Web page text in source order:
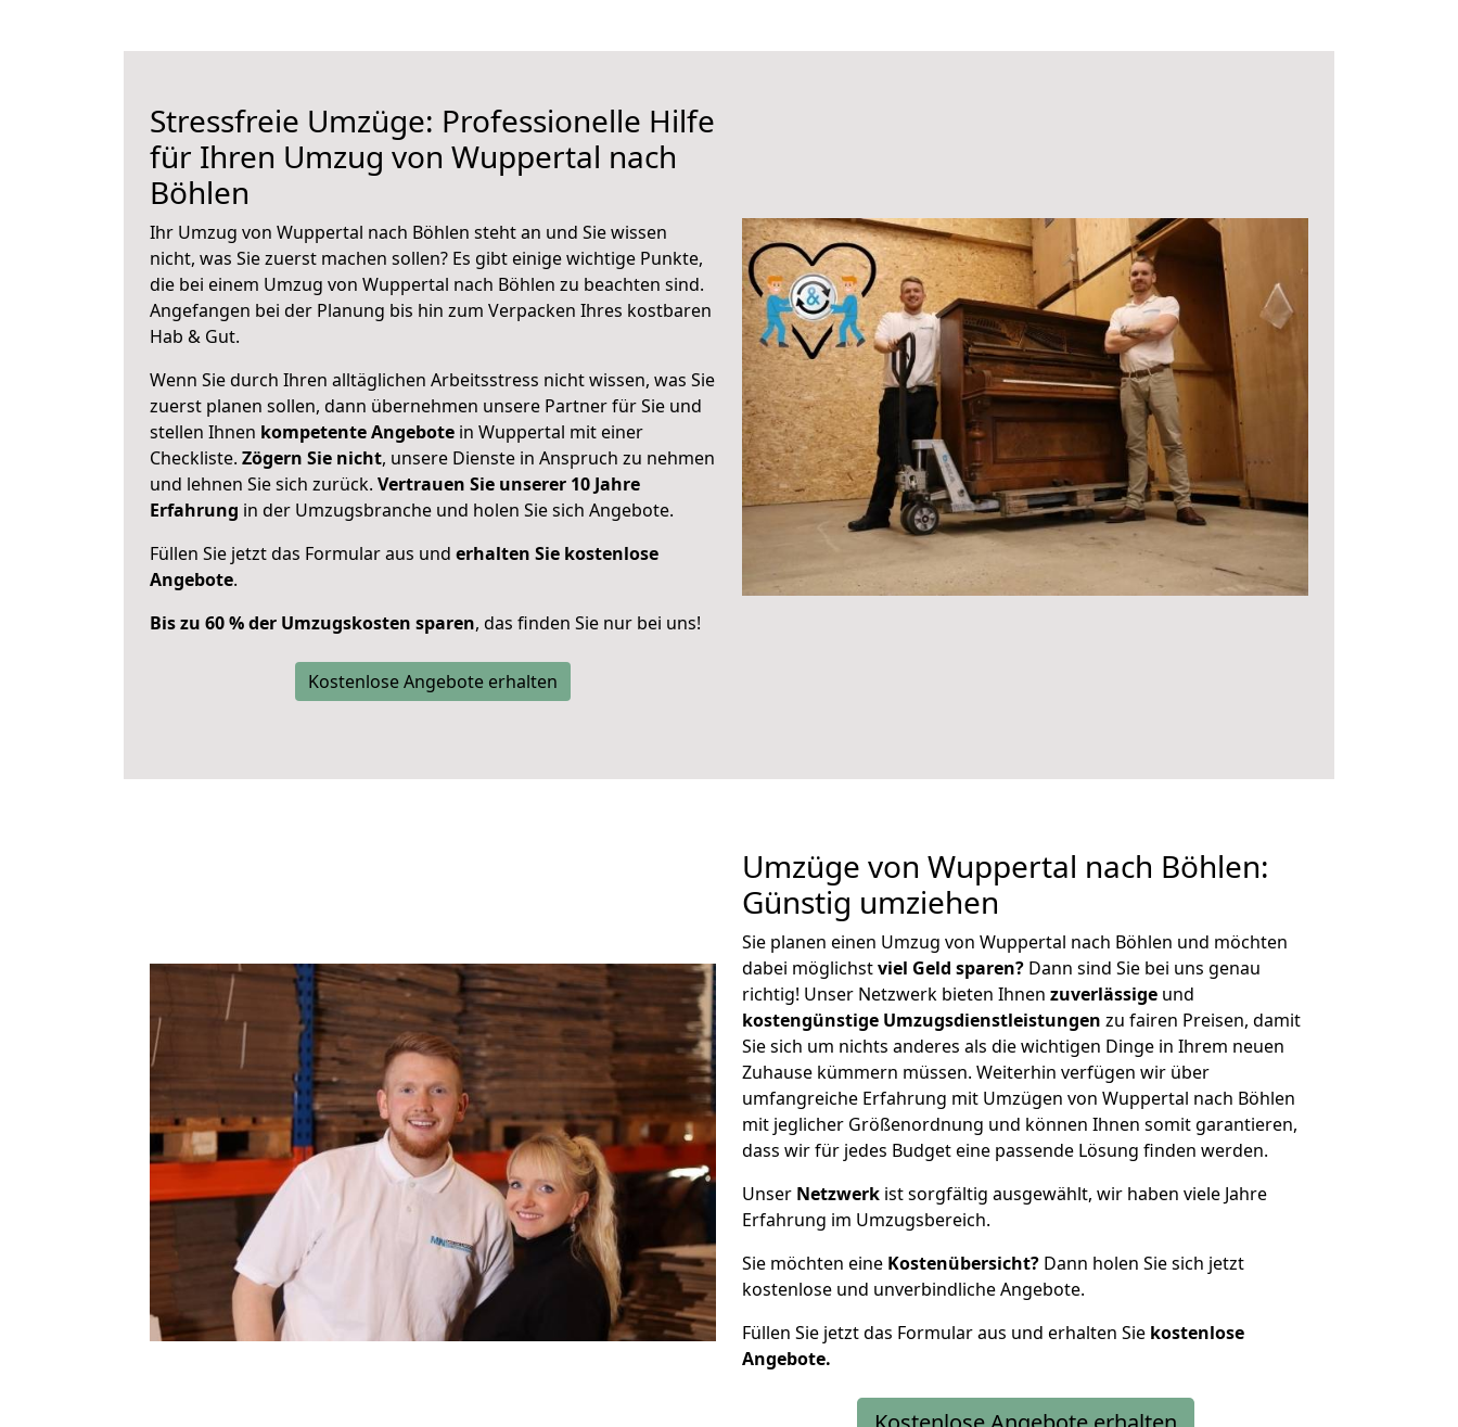
Stressfreie Umzüge: Professionelle Hilfe
für Ihren Umzug von Wuppertal nach
Böhlen
Ihr Umzug von Wuppertal nach Böhlen steht an und Sie wissen
nicht, was Sie zuerst machen sollen? Es gibt einige wichtige Punkte,
die bei einem Umzug von Wuppertal nach Böhlen zu beachten sind.
Angefangen bei der Planung bis hin zum Verpacken Ihres kostbaren
Hab & Gut.
Wenn Sie durch Ihren alltäglichen Arbeitsstress nicht wissen, was Sie
zuerst planen sollen, dann übernehmen unsere Partner für Sie und
stellen Ihnen kompetente Angebote in Wuppertal mit einer
Checkliste. Zögern Sie nicht, unsere Dienste in Anspruch zu nehmen
und lehnen Sie sich zurück. Vertrauen Sie unserer 10 Jahre
Erfahrung in der Umzugsbranche und holen Sie sich Angebote.
Füllen Sie jetzt das Formular aus und erhalten Sie kostenlose
Angebote.
Bis zu 60 % der Umzugskosten sparen, das finden Sie nur bei uns!
Kostenlose Angebote erhalten
Umzüge von Wuppertal nach Böhlen:
Günstig umziehen
Sie planen einen Umzug von Wuppertal nach Böhlen und möchten
dabei möglichstviel Geld sparen? Dann sind Sie bei uns genau
richtig! Unser Netzwerk bieten Ihnen zuverlässige und
kostengünstige Umzugsdienstleistungen zu fairen Preisen, damit
Sie sich um nichts anderes als die wichtigen Dinge in Ihrem neuen
Zuhause kümmern müssen. Weiterhin verfügen wir über
umfangreiche Erfahrung mit Umzügen von Wuppertal nach Böhlen
mit jeglicher Größenordnung und können Ihnen somit garantieren,
dass wir für jedes Budget eine passende Lösung finden werden.
Unser Netzwerk ist sorgfältig ausgewählt, wir haben viele Jahre
Erfahrung im Umzugsbereich.
Sie möchten eine Kostenübersicht? Dann holen Sie sich jetzt
kostenlose und unverbindliche Angebote.
Füllen Sie jetzt das Formular aus und erhalten Sie kostenlose
Angebote.